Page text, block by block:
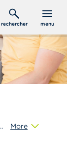
rechercher menu
More